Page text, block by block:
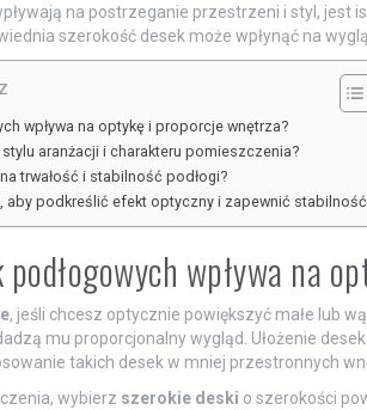
na postrzeganie przestrzeni i styl, jest
szerokość desek może wpłynąć na
wpływa na optykę i proporcje wnętrza?
aranżacji i charakteru pomieszczenia?
trwałość i stabilność podłogi?
aby podkreślić efekt optyczny i zapewnić
podłogowych wpływa na
, jeśli chcesz optycznie powiększyć małe lub
mu proporcjonalny wygląd. Ułożenie
takich desek w mniej przestronnych
wybierz szerokie deski o szerokości